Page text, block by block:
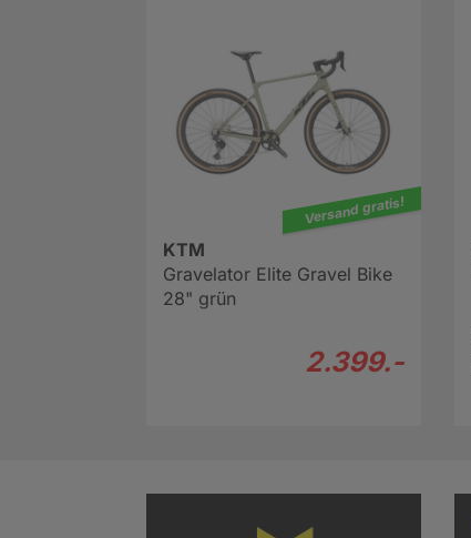
Versand gratis!
KTM
Gravelator Elite Gravel Bike
28" grün
2.399.-